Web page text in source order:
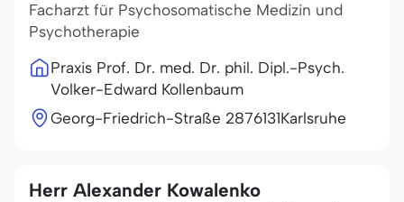
Facharzt für Psychosomatische Medizin und
Psychotherapie
Praxis Prof. Dr. med. Dr. phil. Dipl.-Psych.
Volker-Edward Kollenbaum
Georg-Friedrich-Straße 2876131Karlsruhe
Herr Alexander Kowalenko